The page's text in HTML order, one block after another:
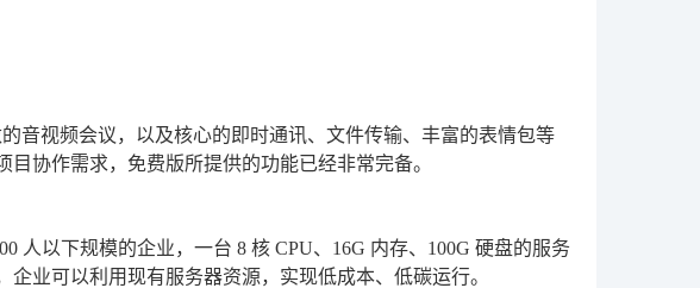
音视频会议，以及核心的即时通讯、文件传输、丰富的表情包等
协作需求，免费版所提供的功能已经非常完备。
人以下规模的企业，一台 8 核 CPU、16G 内存、100G 硬盘的服务
业可以利用现有服务器资源，实现低成本、低碳运行。